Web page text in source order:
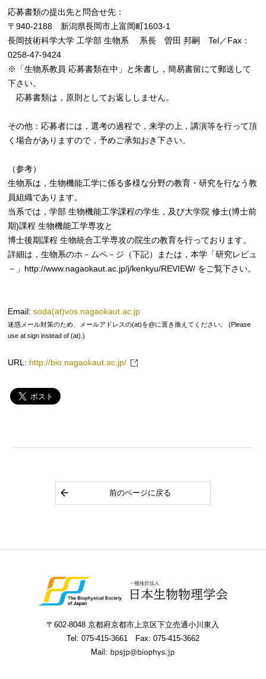
応募書類の提出先と問合せ先：
〒940-2188 新潟県長岡市上富岡町1603-1
長岡技術科学大学 工学部 生物系 系長 曽田 邦嗣 Tel／Fax：
0258-47-9424
※「生物系教員 応募書類在中」と朱書し，簡易書留にて郵送して
下さい。
応募書類は，原則としてお返ししません。
その他：応募者には，選考の過程で，来学の上，講演等を行って頂
く場合がありますので，予めご承知おき下さい。
（参考）
生物系は，生物機能工学に係る多様な分野の教育・研究を行なう教
員組織であります。
当系では，学部 生物機能工学課程の学生，及び大学院 修士(博士前
期)課程 生物機能工学専攻と
博士後期課程 生物統合工学専攻の院生の教育を行っております。
詳細は，生物系のホ－ムペ－ジ（下記）または，本学「研究レビュ
－」http://www.nagaokaut.ac.jp/j/kenkyu/REVIEW/ をご覧下さい。
Email:soda(at)vos.nagaokaut.ac.jp
迷惑メール対策のため、メールアドレスの(at)を@に置き換えてください。 (Please
use at sign instead of (at).)
URL: http://bio.nagaokaut.ac.jp/
前のページに戻る
〒602-8048 京都府京都市上京区下立売通小川東入
Tel: 075-415-3661
Fax: 075-415-3662
Mail: